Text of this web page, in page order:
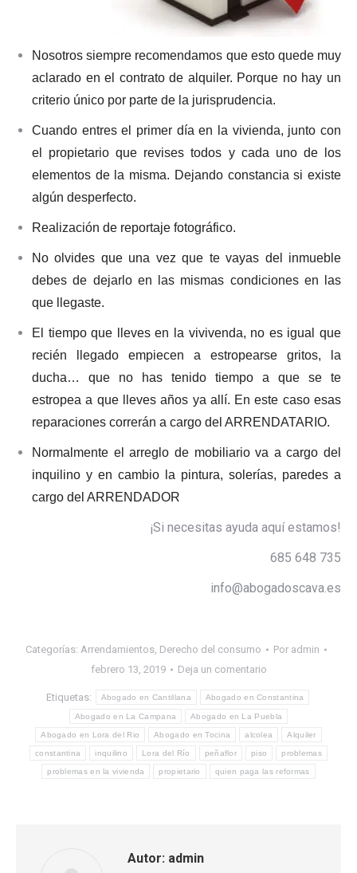
Nosotrossiempre recomendamos que esto quede muy
aclarado en el contrato de alquiler. Porque no hay un
criterio único por parte de la jurisprudencia.
Cuando entres el primer día en la vivienda, junto con
el propietario que revises todos y cada uno de los
elementos de la misma. Dejando constancia si existe
algún desperfecto.
Realización de reportaje fotográfico.
No olvides que una vez que te vayas del inmueble
debes de dejarlo en las mismas condiciones en las
que llegaste.
El tiempo que lleves en la vivivenda, no es igual que
recién llegado empiecen a estropearse gritos, la
ducha… que no has tenido tiempo a que se te
estropea a que lleves años ya allí. En este caso esas
reparaciones correrán a cargo del ARRENDATARIO.
Normalmente el arreglo de mobiliario va a cargo del
inquilino y en cambio la pintura, solerías, paredes a
cargo del ARRENDADOR
¡Si necesitas ayuda aquí estamos!
685 648 735
info@abogadoscava.es
Categorías: Arrendamientos, Derecho del consumo Por admin
febrero 13, 2019
Deja un comentario
Etiquetas: Abogado en Cantillana Abogado en Constantina
Abogado en La Campana Abogado en La Puebla
Abogado en Lora del Rio Abogado en Tocina alcolea Alquiler
constantina inquilino Lora del Río peñaflor piso problemas
problemas en la vivienda propietario quien paga las reformas
Autor: admin